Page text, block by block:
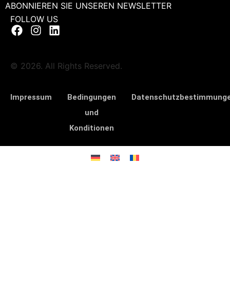
ABONNIEREN SIE UNSEREN NEWSLETTER
FOLLOW US
© 2026. All Rights Reserved.
Impressum
Bedingungen
und
Konditionen